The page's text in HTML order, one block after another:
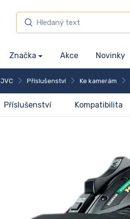
Značka Akce Novinky
JVC Příslušenství Ke kamerám
Příslušenství Kompatibilita